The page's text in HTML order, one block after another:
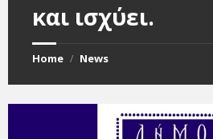
και ισχύει.
Home / News